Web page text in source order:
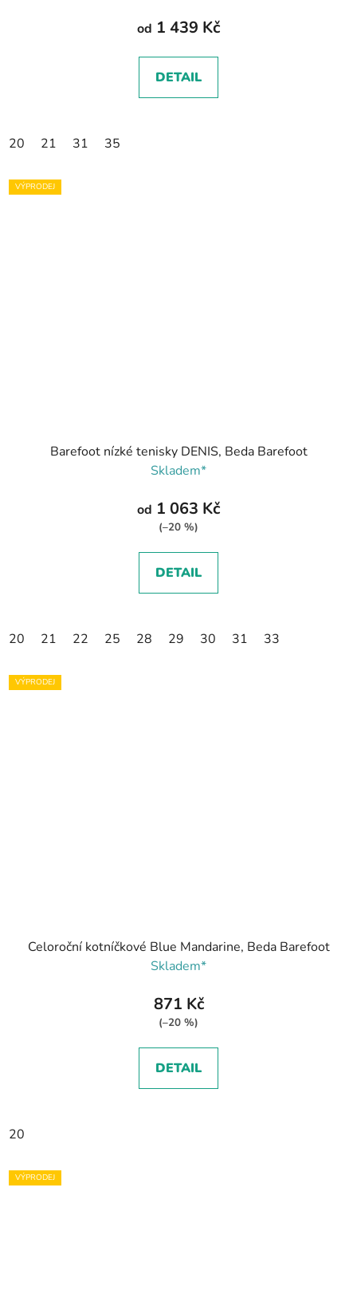
od 1 439 Kč
DETAIL
20 21 31 35
VÝPRODEJ
Barefoot nízké tenisky DENIS, Beda Barefoot
Skladem*
od 1 063 Kč
(–20 %)
DETAIL
20 21 22 25 28 29 30 31 33
VÝPRODEJ
Celoroční kotníčkové Blue Mandarine, Beda Barefoot
Skladem*
871 Kč
(–20 %)
DETAIL
20
VÝPRODEJ